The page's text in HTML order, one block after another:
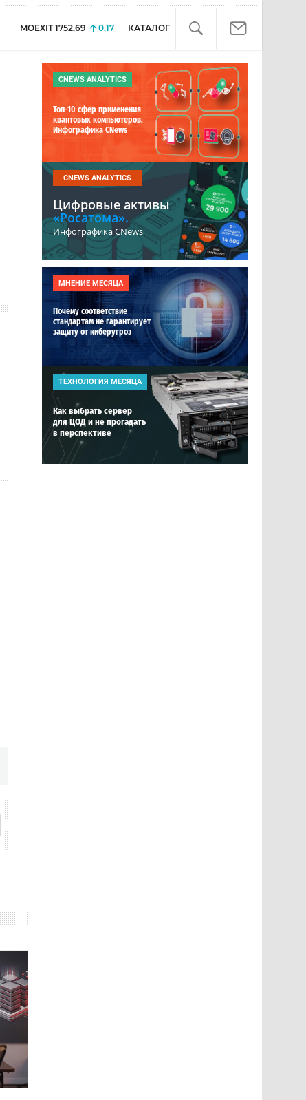
MOEXIT 1752,69 0,17 КАТАЛОГ
CNEWS ANALYTICS
Топ-10 сфер применения
квантовых компьютеров.
Инфографика CNews
CNEWS ANALYTICS
Цифровые активы
«Росатома».
Инфографика CNews
МНЕНИЕ МЕСЯЦА
Почему соответствие
стандартам не гарантирует
защиту от киберугроз
ТЕХНОЛОГИЯ МЕСЯЦА
Как выбрать сервер
для ЦОД и не прогадать
в перспективе